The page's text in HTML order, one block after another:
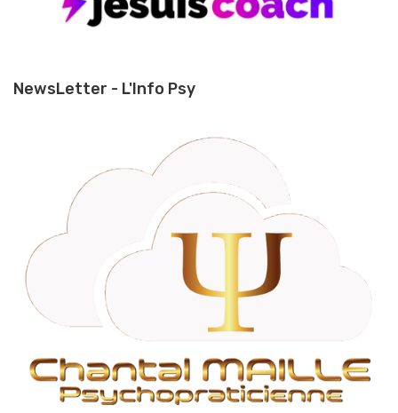
NewsLetter - L'Info Psy